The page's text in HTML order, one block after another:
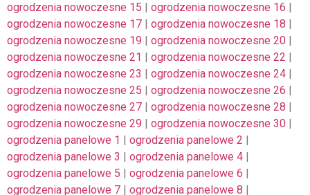
ogrodzenia nowoczesne 15 | ogrodzenia nowoczesne 16 |
ogrodzenia nowoczesne 17 | ogrodzenia nowoczesne 18 |
ogrodzenia nowoczesne 19 | ogrodzenia nowoczesne 20 |
ogrodzenia nowoczesne 21 | ogrodzenia nowoczesne 22 |
ogrodzenia nowoczesne 23 | ogrodzenia nowoczesne 24 |
ogrodzenia nowoczesne 25 | ogrodzenia nowoczesne 26 |
ogrodzenia nowoczesne 27 | ogrodzenia nowoczesne 28 |
ogrodzenia nowoczesne 29 | ogrodzenia nowoczesne 30 |
ogrodzenia panelowe 1 | ogrodzenia panelowe 2 |
ogrodzenia panelowe 3 | ogrodzenia panelowe 4 |
ogrodzenia panelowe 5 | ogrodzenia panelowe 6 |
ogrodzenia panelowe 7 | ogrodzenia panelowe 8 |